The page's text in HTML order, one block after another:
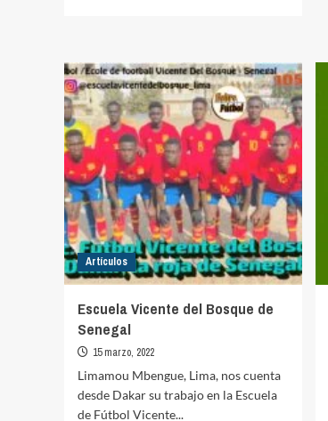
sus
pasos
hasta
hacer
historial
en
Liga
Iberdrola
Artículos
Escuela Vicente del Bosque de
Senegal
15 marzo, 2022
Limamou Mbengue, Lima, nos cuenta
desde Dakar su trabajo en la Escuela
de Fútbol Vicente...